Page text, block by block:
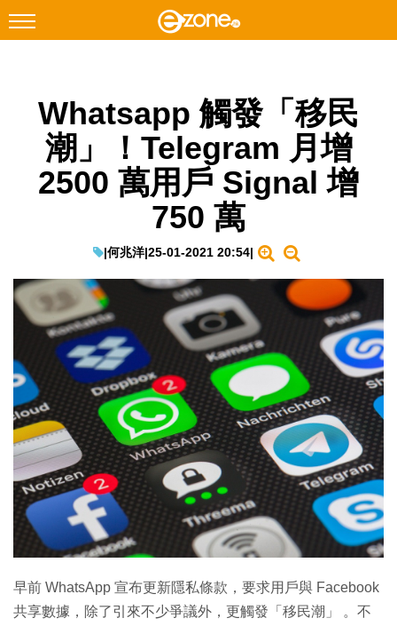
Facebook Instagram
科技焦點
網絡生活
EduTech
IT Times
生成式AI與雲端應用
Enterprise Digital Transformation
特集
Whatsapp 觸發「移民
潮」！Telegram 月增
2500 萬用戶 Signal 增
750 萬
|何兆洋|25-01-2021 20:54|
早前 WhatsApp 宣布更新隱私條款，要求用戶與 Facebook
共享數據，除了引來不少爭議外，更觸發「移民潮」 。不